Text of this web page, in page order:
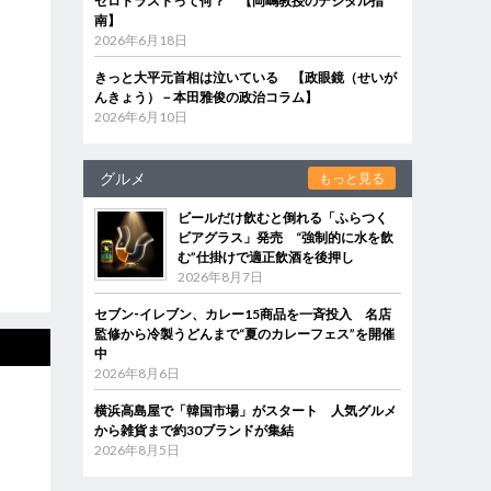
南】
2026年6月18日
きっと大平元首相は泣いている 【政眼鏡（せいが
んきょう）－本田雅俊の政治コラム】
2026年6月10日
グルメ もっと見る
ビールだけ飲むと倒れる「ふらつく
ビアグラス」発売 “強制的に水を飲
む”仕掛けで適正飲酒を後押し
2026年8月7日
セブン‐イレブン、カレー15商品を一斉投入 名店
監修から冷製うどんまで“夏のカレーフェス”を開催
中
2026年8月6日
横浜高島屋で「韓国市場」がスタート 人気グルメ
から雑貨まで約30ブランドが集結
2026年8月5日